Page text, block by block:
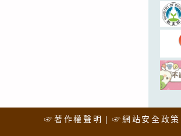
☞著作權聲明 ☞網站安全政策